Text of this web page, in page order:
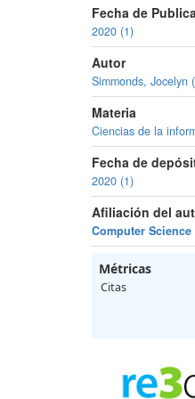
Fecha de
2020 (1)
Autor
Simmonds, Jocelyn
Materia
Ciencias de la
Fecha de
2020 (1)
Afiliación del
Computer Science
Métricas
Citas